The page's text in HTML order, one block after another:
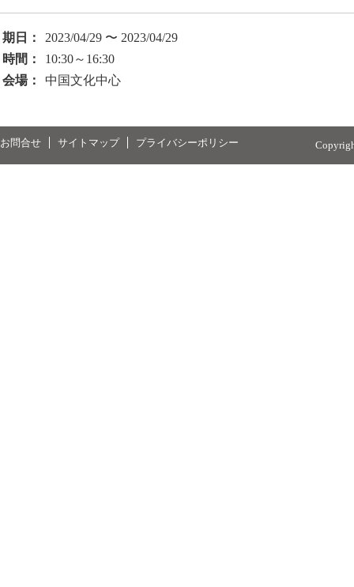
期日：
2023/04/29 〜 2023/04/29
時間：
10:30～16:30
会場：
中国文化中心
お問合せ サイトマップ プライバシーポリシー